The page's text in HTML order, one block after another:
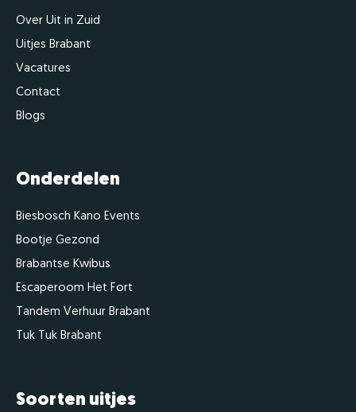
Over Uit in Zuid
Uitjes Brabant
Vacatures
Contact
Blogs
Onderdelen
Biesbosch Kano Events
Bootje Gezond
Brabantse Kwibus
Escaperoom Het Fort
Tandem Verhuur Brabant
Tuk Tuk Brabant
Soorten uitjes